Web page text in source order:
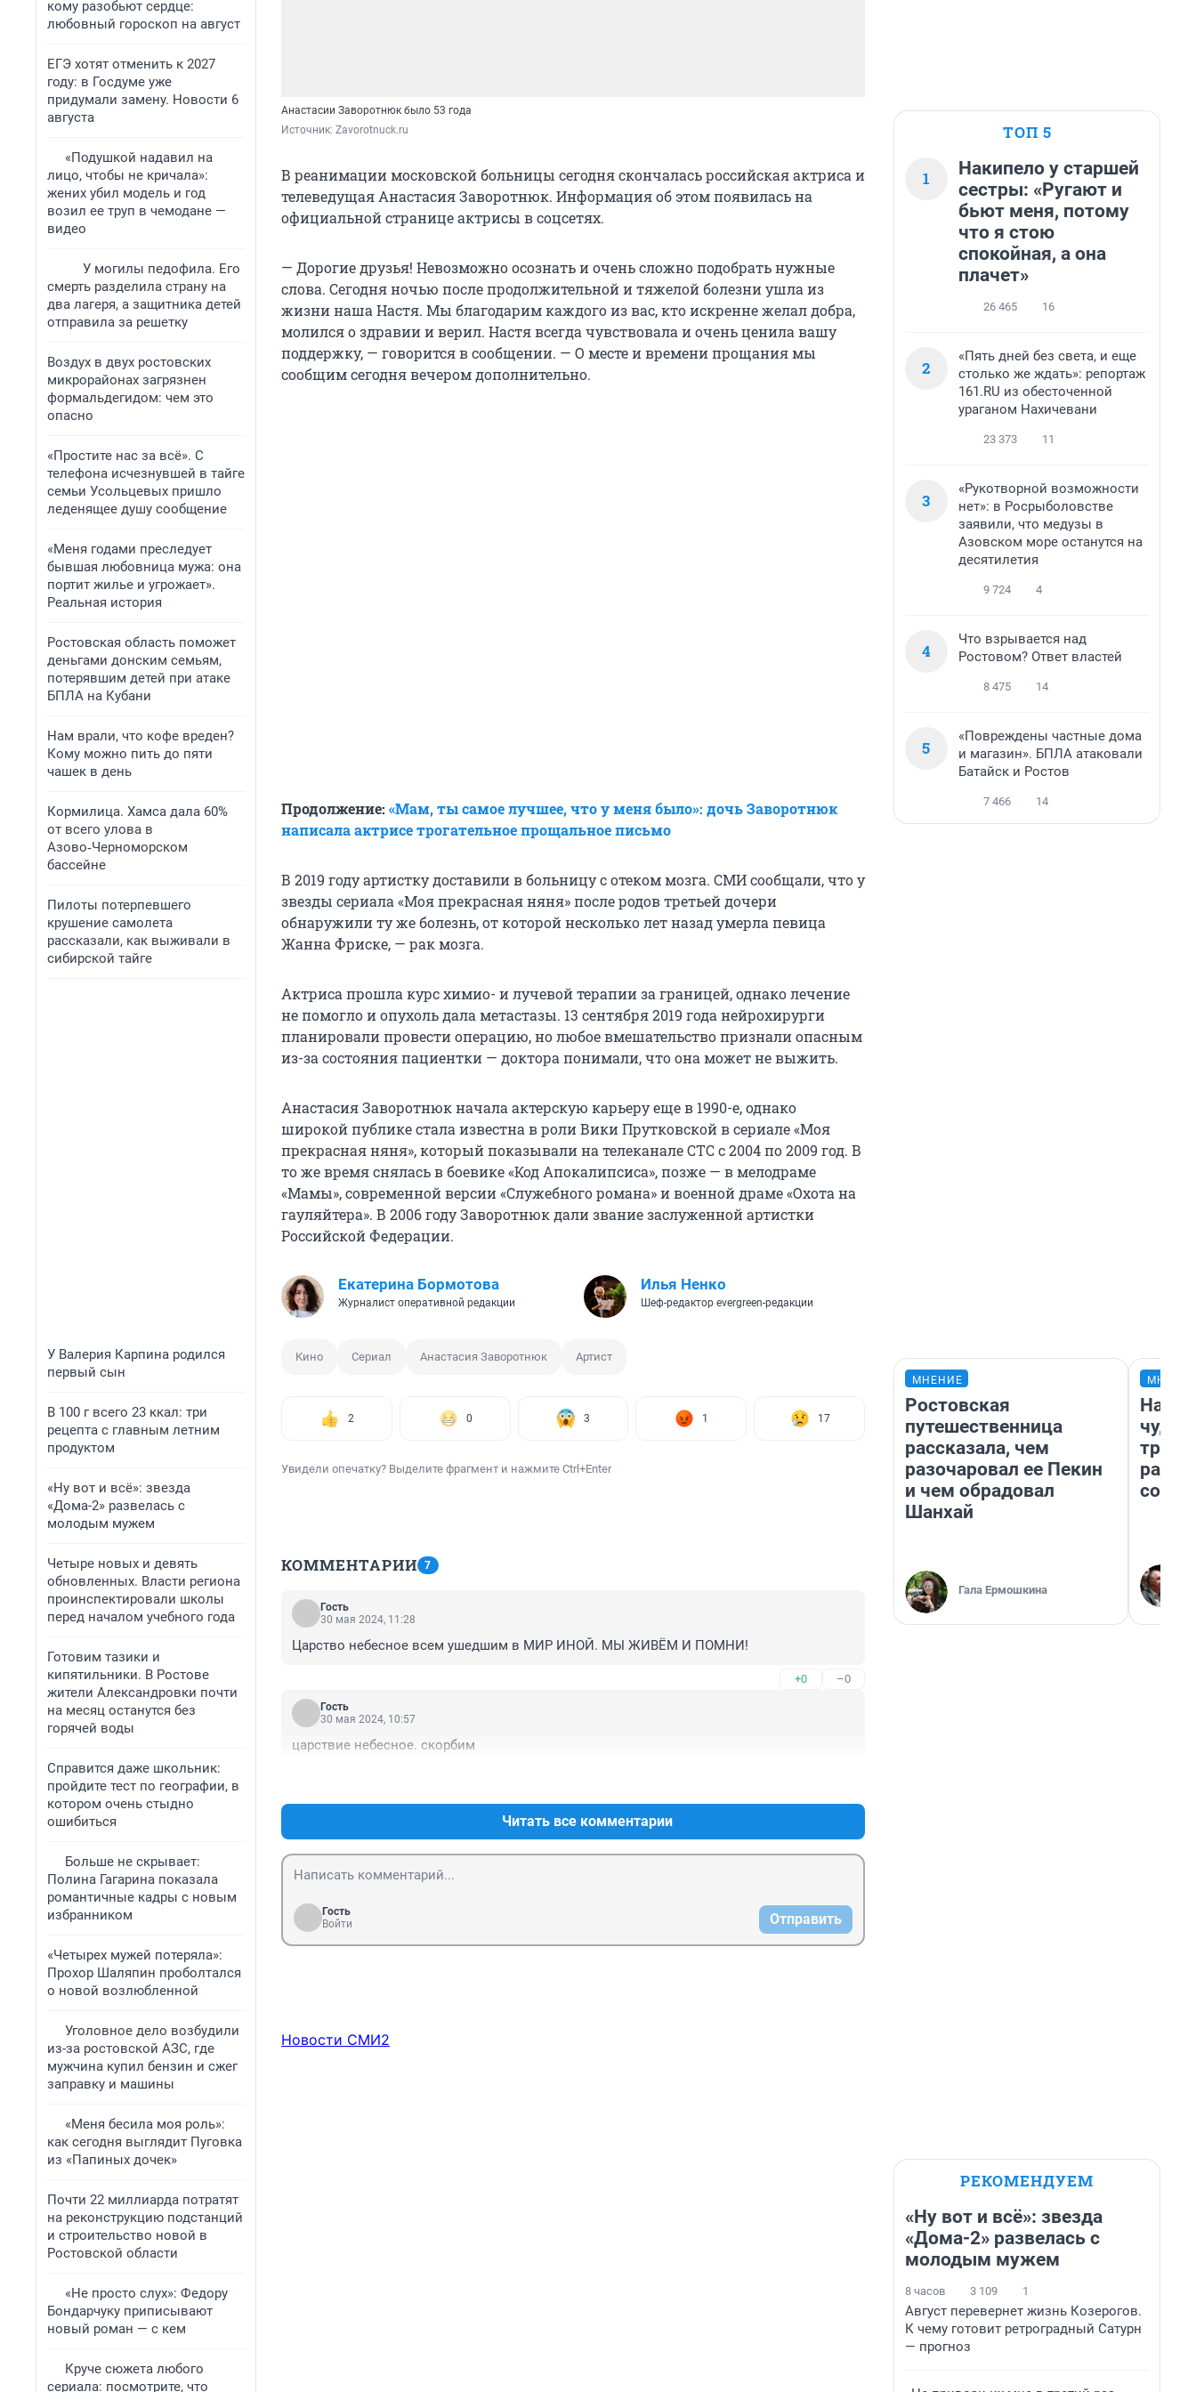
кому разобьют сердце:
любовный гороскоп на август
ЕГЭ хотят отменить к 2027
году: в Госдуме уже
придумали замену. Новости 6
августа
«Подушкой надавил на
лицо, чтобы не кричала»:
жених убил модель и год
возил ее труп в чемодане —
видео
У могилы педофила. Его
смерть разделила страну на
два лагеря, а защитника детей
отправила за решетку
Воздух в двух ростовских
микрорайонах загрязнен
формальдегидом: чем это
опасно
«Простите нас за всё». С
телефона исчезнувшей в тайге
семьи Усольцевых пришло
леденящее душу сообщение
«Меня годами преследует
бывшая любовница мужа: она
портит жилье и угрожает».
Реальная история
Ростовская область поможет
деньгами донским семьям,
потерявшим детей при атаке
БПЛА на Кубани
Нам врали, что кофе вреден?
Кому можно пить до пяти
чашек в день
Кормилица. Хамса дала 60%
от всего улова в
Азово‑Черноморском
бассейне
Пилоты потерпевшего
крушение самолета
рассказали, как выживали в
сибирской тайге
У Валерия Карпина родился
первый сын
В 100 г всего 23 ккал: три
рецепта с главным летним
продуктом
«Ну вот и всё»: звезда
«Дома-2» развелась с
молодым мужем
Четыре новых и девять
обновленных. Власти региона
проинспектировали школы
перед началом учебного года
Готовим тазики и
кипятильники. В Ростове
жители Александровки почти
на месяц останутся без
горячей воды
Справится даже школьник:
пройдите тест по географии, в
котором очень стыдно
ошибиться
Больше не скрывает:
Полина Гагарина показала
романтичные кадры с новым
избранником
«Четырех мужей потеряла»:
Прохор Шаляпин проболтался
о новой возлюбленной
Уголовное дело возбудили
из-за ростовской АЗС, где
мужчина купил бензин и сжег
заправку и машины
«Меня бесила моя роль»:
как сегодня выглядит Пуговка
из «Папиных дочек»
Почти 22 миллиарда потратят
на реконструкцию подстанций
и строительство новой в
Ростовской области
«Не просто слух»: Федору
Бондарчуку приписывают
новый роман — с кем
Круче сюжета любого
сериала: посмотрите, что
Анастасии Заворотнюк было 53 года
Источник: Zavorotnuck.ru
В реанимации московской больницы сегодня скончалась российская актриса и
телеведущая Анастасия Заворотнюк. Информация об этом появилась на
официальной странице актрисы в соцсетях.
— Дорогие друзья! Невозможно осознать и очень сложно подобрать нужные
слова. Сегодня ночью после продолжительной и тяжелой болезни ушла из
жизни наша Настя. Мы благодарим каждого из вас, кто искренне желал добра,
молился о здравии и верил. Настя всегда чувствовала и очень ценила вашу
поддержку, — говорится в сообщении. — О месте и времени прощания мы
сообщим сегодня вечером дополнительно.
Продолжение: «Мам, ты самое лучшее, что у меня было»: дочь Заворотнюк
написала актрисе трогательное прощальное письмо
В 2019 году артистку доставили в больницу с отеком мозга. СМИ сообщали, что у
звезды сериала «Моя прекрасная няня» после родов третьей дочери
обнаружили ту же болезнь, от которой несколько лет назад умерла певица
Жанна Фриске, — рак мозга.
Актриса прошла курс химио- и лучевой терапии за границей, однако лечение
не помогло и опухоль дала метастазы. 13 сентября 2019 года нейрохирурги
планировали провести операцию, но любое вмешательство признали опасным
из-за состояния пациентки — доктора понимали, что она может не выжить.
Анастасия Заворотнюк начала актерскую карьеру еще в 1990-е, однако
широкой публике стала известна в роли Вики Прутковской в сериале «Моя
прекрасная няня», который показывали на телеканале СТС с 2004 по 2009 год. В
то же время снялась в боевике «Код Апокалипсиса», позже — в мелодраме
«Мамы», современной версии «Служебного романа» и военной драме «Охота на
гауляйтера». В 2006 году Заворотнюк дали звание заслуженной артистки
Российской Федерации.
Екатерина Бормотова
Журналист оперативной редакции
Илья Ненко
Шеф-редактор evergreen-редакции
Кино Сериал Анастасия Заворотнюк Артист
2 0 3 1 17
Увидели опечатку? Выделите фрагмент и нажмите Ctrl+Enter
КОММЕНТАРИИ 7
Гость
30 мая 2024, 11:28
Царство небесное всем ушедшим в МИР ИНОЙ. МЫ ЖИВЁМ И ПОМНИ!
+0 –0
Гость
30 мая 2024, 10:57
царствие небесное. скорбим
Читать все комментарии
Гость
Войти
Отправить
Новости СМИ2
ТОП 5
1
Накипело у старшей
сестры: «Ругают и
бьют меня, потому
что я стою
спокойная, а она
плачет»
26 465 16
2
«Пять дней без света, и еще
столько же ждать»: репортаж
161.RU из обесточенной
ураганом Нахичевани
23 373 11
3
«Рукотворной возможности
нет»: в Росрыболовстве
заявили, что медузы в
Азовском море останутся на
десятилетия
9 724 4
4
Что взрывается над
Ростовом? Ответ властей
8 475 14
5
«Повреждены частные дома
и магазин». БПЛА атаковали
Батайск и Ростов
7 466 14
МНЕНИЕ
Ростовская
путешественница
рассказала, чем
разочаровал ее Пекин
и чем обрадовал
Шанхай
Гала Ермошкина
РЕКОМЕНДУЕМ
«Ну вот и всё»: звезда
«Дома-2» развелась с
молодым мужем
8 часов 3 109 1
Август перевернет жизнь Козерогов.
К чему готовит ретроградный Сатурн
— прогноз